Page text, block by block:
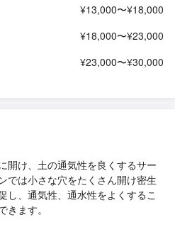
¥13,000〜¥18,000
¥18,000〜¥23,000
¥23,000〜¥30,000
開け、土の通気性を良くするサー
では小さな穴をたくさん開け密生
し、通気性、通水性をよくするこ
きます。